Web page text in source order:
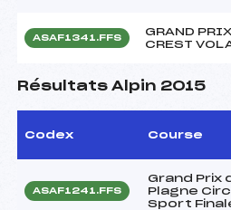
ASAF1341.FFS
GRAND
CREST
Résultats Alpin 2015
Codex Course
ASAF1241.FFS
Grand Prix
Plagne
Sport